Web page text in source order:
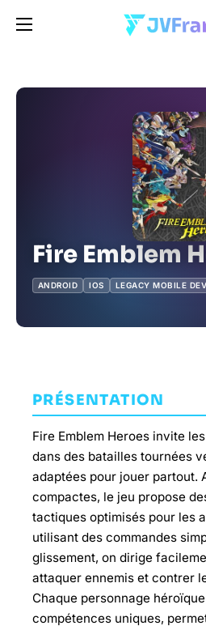
Fire Emblem
ANDROID IOS LEGACY MOBILE
PRÉSENTATION
Fire Emblem Heroes invite
dans des batailles tournées
adaptées pour jouer partout.
compactes, le jeu propose
tactiques optimisés pour les
utilisant des commandes
glissement, on dirige
attaquer ennemis et contrer
Chaque personnage
compétences uniques,